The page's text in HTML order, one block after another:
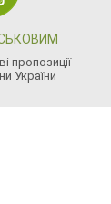
пропозиції
України